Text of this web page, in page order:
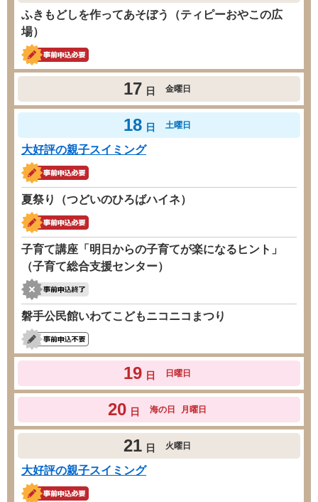
ふきもどしを作ってあそぼう（ティピーおやこの広
場）
17 日 金曜日
18 日 土曜日
大好評の親子スイミング
夏祭り（つどいのひろばハイネ）
子育て講座「明日からの子育てが楽になるヒント」
（子育て総合支援センター）
磐手公民館いわてこどもニコニコまつり
19 日 日曜日
20 日 海の日 月曜日
21 日 火曜日
大好評の親子スイミング